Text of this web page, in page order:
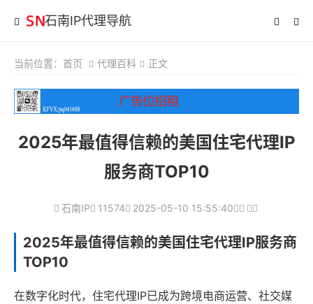
石南IP代理导航
当前位置： 首页 代理百科 正文
2025年最值得信赖的美国住宅代理IP
服务商TOP10
石南IP 11574 2025-05-10 15:55:40
2025年最值得信赖的美国住宅代理IP服务商
TOP10
在数字化时代，住宅代理IP已成为跨境电商运营、社交媒